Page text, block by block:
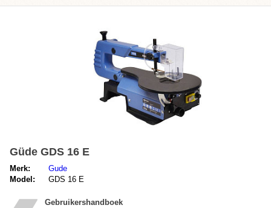
Güde GDS 16 E
Merk:
Gude
Model:
GDS 16 E
Gebruikershandboek